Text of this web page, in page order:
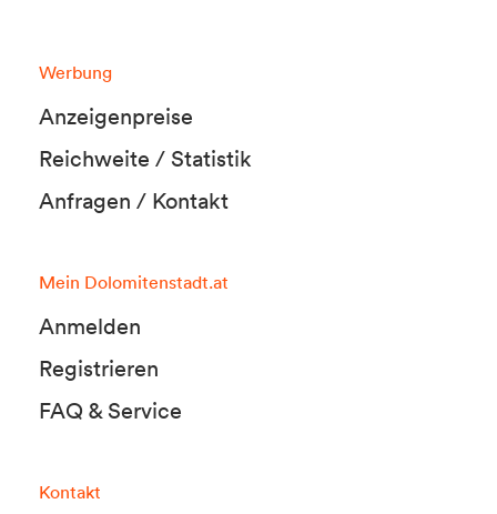
Werbung
Anzeigenpreise
Reichweite / Statistik
Anfragen / Kontakt
Mein Dolomitenstadt.at
Anmelden
Registrieren
FAQ & Service
Kontakt